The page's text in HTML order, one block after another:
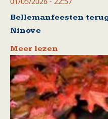
Bellemanfeesten
Ninove
Meer lezen